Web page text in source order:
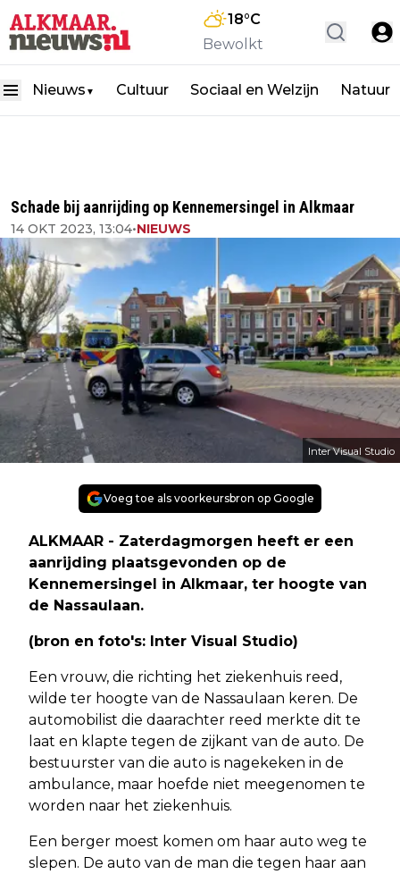
18°C
Bewolkt
Nieuws ▼ Cultuur Sociaal en Welzijn Natuur
Schade bij aanrijding op Kennemersingel in Alkmaar
14 OKT 2023, 13:04•NIEUWS
Inter Visual Studio
Voeg toe als voorkeursbron op Google
ALKMAAR - Zaterdagmorgen heeft er een
aanrijding plaatsgevonden op de
Kennemersingel in Alkmaar, ter hoogte van
de Nassaulaan.
(bron en foto's: Inter Visual Studio)
Een vrouw, die richting het ziekenhuis reed,
wilde ter hoogte van de Nassaulaan keren. De
automobilist die daarachter reed merkte dit te
laat en klapte tegen de zijkant van de auto. De
bestuurster van die auto is nagekeken in de
ambulance, maar hoefde niet meegenomen te
worden naar het ziekenhuis.
Een berger moest komen om haar auto weg te
slepen. De auto van de man die tegen haar aan